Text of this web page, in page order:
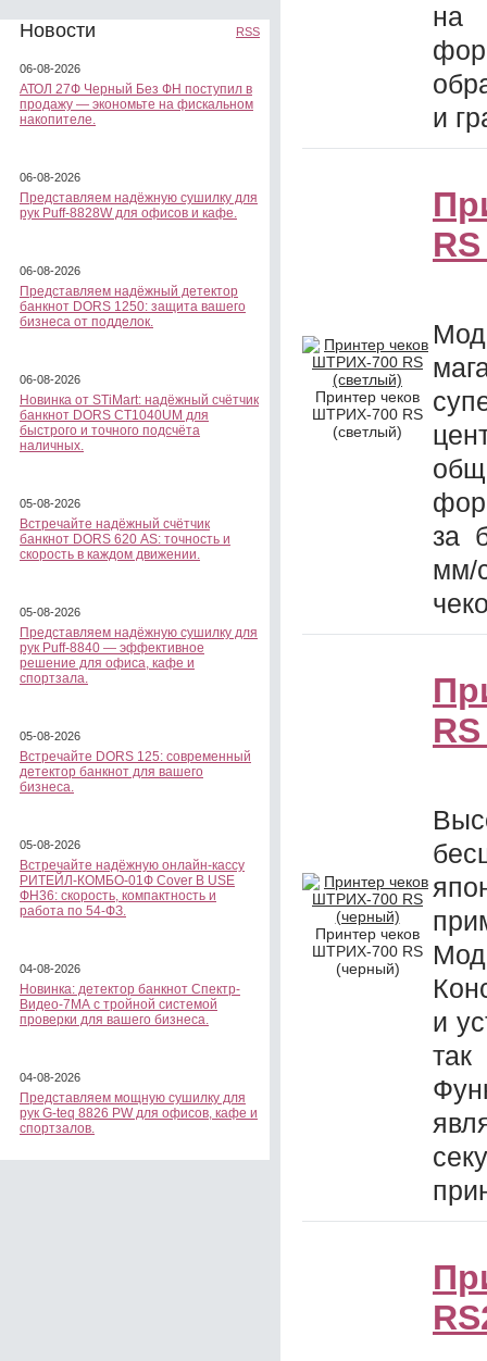
Новости RSS
06-08-2026
АТОЛ 27Ф Черный Без ФН поступил в
продажу — экономьте на фискальном
накопителе.
06-08-2026
Представляем надёжную сушилку для
рук Puff-8828W для офисов и кафе.
06-08-2026
Представляем надёжный детектор
банкнот DORS 1250: защита вашего
бизнеса от подделок.
06-08-2026
Новинка от STiMart: надёжный счётчик
банкнот DORS CT1040UM для
быстрого и точного подсчёта
наличных.
05-08-2026
Встречайте надёжный счётчик
банкнот DORS 620 АS: точность и
скорость в каждом движении.
05-08-2026
Представляем надёжную сушилку для
рук Puff-8840 — эффективное
решение для офиса, кафе и
спортзала.
05-08-2026
Встречайте DORS 125: современный
детектор банкнот для вашего
бизнеса.
05-08-2026
Встречайте надёжную онлайн-кассу
РИТЕЙЛ-КОМБО-01Ф Cover B USE
ФН36: скорость, компактность и
работа по 54-ФЗ.
04-08-2026
Новинка: детектор банкнот Спектр-
Видео-7МА с тройной системой
проверки для вашего бизнеса.
04-08-2026
Представляем мощную сушилку для
рук G-teq 8826 PW для офисов, кафе и
спортзалов.
на
и
Принтер чеков
ШТРИХ-700 RS
(светлый)
за
мм/
Принтер чеков
ШТРИХ-700 RS
(черный)
и